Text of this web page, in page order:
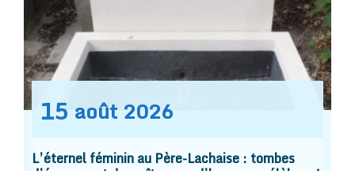
15 août 2026
L’éternel féminin au Père-Lachaise : tombes